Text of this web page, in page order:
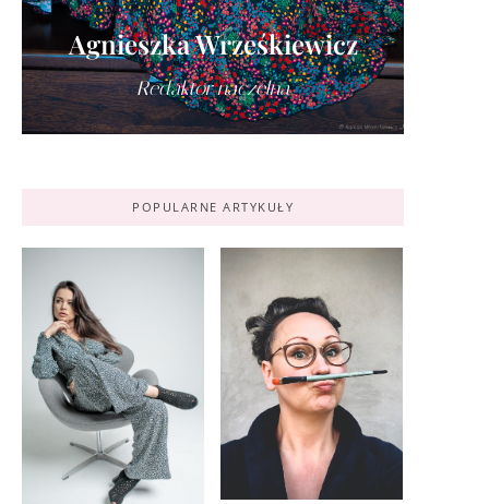
Agnieszka Wrześkiewicz
Redaktor naczelna
POPULARNE ARTYKUŁY